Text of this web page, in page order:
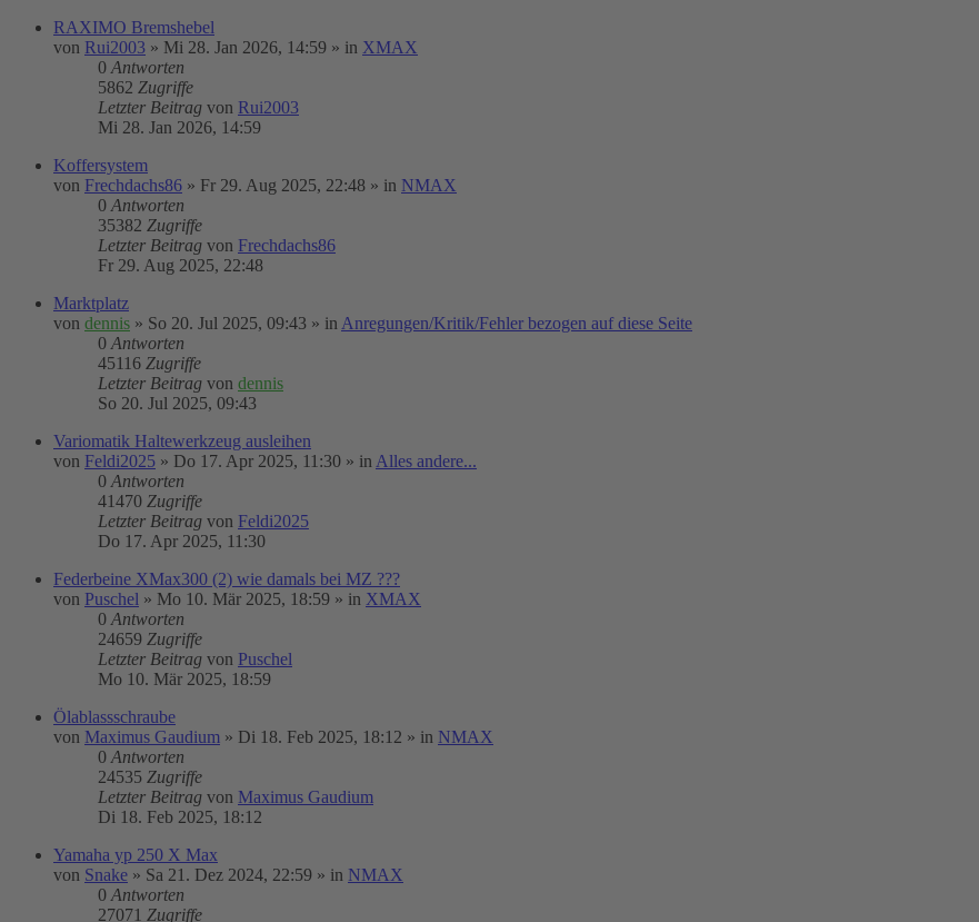
RAXIMO Bremshebel
von Rui2003 » Mi 28. Jan 2026, 14:59 » in XMAX
0 Antworten
5862 Zugriffe
Letzter Beitrag von Rui2003
Mi 28. Jan 2026, 14:59
Koffersystem
von Frechdachs86 » Fr 29. Aug 2025, 22:48 » in NMAX
0 Antworten
35382 Zugriffe
Letzter Beitrag von Frechdachs86
Fr 29. Aug 2025, 22:48
Marktplatz
von dennis » So 20. Jul 2025, 09:43 » in Anregungen/Kritik/Fehler bezogen auf diese Seite
0 Antworten
45116 Zugriffe
Letzter Beitrag von dennis
So 20. Jul 2025, 09:43
Variomatik Haltewerkzeug ausleihen
von Feldi2025 » Do 17. Apr 2025, 11:30 » in Alles andere...
0 Antworten
41470 Zugriffe
Letzter Beitrag von Feldi2025
Do 17. Apr 2025, 11:30
Federbeine XMax300 (2) wie damals bei MZ ???
von Puschel » Mo 10. Mär 2025, 18:59 » in XMAX
0 Antworten
24659 Zugriffe
Letzter Beitrag von Puschel
Mo 10. Mär 2025, 18:59
Ölablassschraube
von Maximus Gaudium » Di 18. Feb 2025, 18:12 » in NMAX
0 Antworten
24535 Zugriffe
Letzter Beitrag von Maximus Gaudium
Di 18. Feb 2025, 18:12
Yamaha yp 250 X Max
von Snake » Sa 21. Dez 2024, 22:59 » in NMAX
0 Antworten
27071 Zugriffe